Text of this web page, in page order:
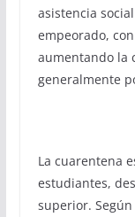
asistencia
empeorado,
aumentando la
generalmente
La cuarentena
estudiantes,
superior.